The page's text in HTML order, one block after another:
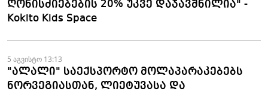
ღონისძიებების 20% უკვე დაჯავშნილია" -
Kokito Kids Space
5 აგვისტო 13:13
"ალალი" საექსპორტო მოლაპარაკებებს
ნორვეგიასთან, ლიეტუვასა და